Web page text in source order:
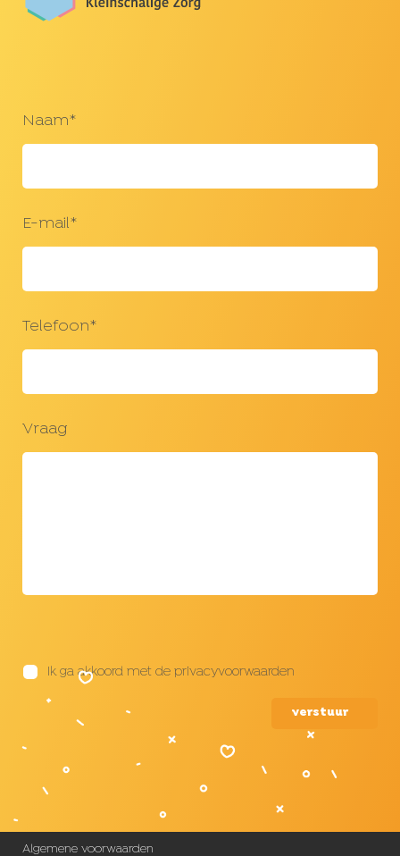
Naam*
E-mail*
Telefoon*
Vraag
Ik ga akkoord met de privacyvoorwaarden
verstuur
Algemene voorwaarden